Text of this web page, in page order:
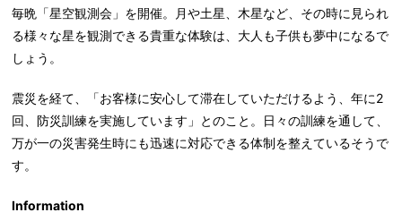
毎晩「星空観測会」を開催。月や土星、木星など、その時に見られ
る様々な星を観測できる貴重な体験は、大人も子供も夢中になるで
しょう。
震災を経て、「お客様に安心して滞在していただけるよう、年に2
回、防災訓練を実施しています」とのこと。日々の訓練を通して、
万が一の災害発生時にも迅速に対応できる体制を整えているそうで
す。
Information